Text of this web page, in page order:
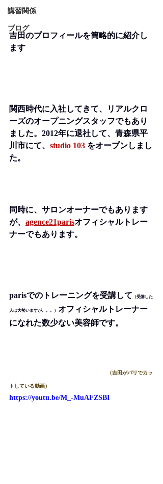
講習関係
ブログ
吉田のプロフィールを簡略的に紹介し
ます
関西時代に入社してきて、リアルクロ
ーズのオープニングスタッフでもあり
ました。2012年に退社して、青森県平
川市にて、 studio 103 をオープンしまし
た。
同時に、サロンオーナーでもあります
が、 agence21parisオフィシャルトレー
ナーでもあります。
parisでのトレーニングを受講して （受講した
人は大勢いますが。。。） オフィシャルトレーナー
になれた数少ない美容師です。
（吉田がパリでカッ
トしている動画）
https://youtu.be/M_-MuAFZSBI